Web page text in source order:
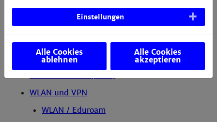
Terminfinder (Dudle)
Anleitung Buchungssystem
Moodle-Lernplattform
WLAN und VPN
WLAN / Eduroam
Einstellungen
Alle Cookies
ablehnen
Alle Cookies
akzeptieren